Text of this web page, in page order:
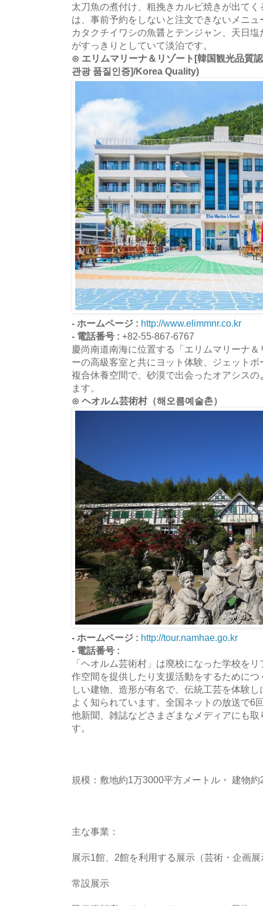
太刀魚の煮付け、粗挽きカルビ焼きが出て
は、事前予約をしないと注文できないメニ
カタクチイワシの魚醤とテンジャン、天日
がすっきりとしていて淡泊です。
⊙ エリムマリーナ＆リゾート[韓国観光品質
관광 품질인증]/Korea Quality)
- ホームページ : http://www.elimmnr.co.kr
- 電話番号 : +82-55-867-6767
慶尚南道南海に位置する「エリムマリーナ
ーの高級客室と共にヨット体験、ジェット
複合休養空間で、砂漠で出会ったオアシス
ます。
⊙ ヘオルム芸術村（해오름예술촌）
- ホームページ : http://tour.namhae.go.kr
- 電話番号 :
「ヘオルム芸術村」は廃校になった学校を
作空間を提供したり支援活動をするために
しい建物、造形が有名で、伝統工芸を体験
よく知られています。全国ネットの放送で6
他新聞、雑誌などさまざまなメディアにも
す。
規模：敷地約1万3000平方メートル・ 建物
主な事業：
展示1館、2館を利用する展示（芸術・企画
常設展示